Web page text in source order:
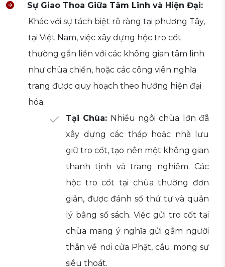
Sự Giao Thoa Giữa Tâm Linh và Hiện Đại:
Khác với sự tách biệt rõ ràng tại phương Tây,
tại Việt Nam, việc xây dựng hộc tro cốt
thường gắn liền với các không gian tâm linh
như chùa chiền, hoặc các công viên nghĩa
trang được quy hoạch theo hướng hiện đại
hóa.
Tại Chùa: Nhiều ngôi chùa lớn đã
xây dựng các tháp hoặc nhà lưu
giữ tro cốt, tạo nên một không gian
thanh tịnh và trang nghiêm. Các
hộc tro cốt tại chùa thường đơn
giản, được đánh số thứ tự và quản
lý bằng sổ sách. Việc gửi tro cốt tại
chùa mang ý nghĩa gửi gắm người
thân về nơi cửa Phật, cầu mong sự
siêu thoát.